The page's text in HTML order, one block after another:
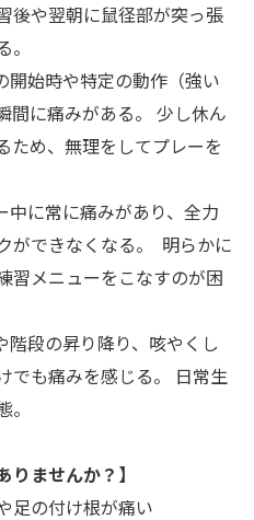
後や翌朝に鼠径部が突っ張
開始時や特定の動作（強い
間に痛みがある。 少し休ん
ため、無理をしてプレーを
中に常に痛みがあり、全力
ができなくなる。 明らかに
習メニューをこなすのが困
階段の昇り降り、咳やくし
でも痛みを感じる。 日常生
りませんか？】
足の付け根が痛い